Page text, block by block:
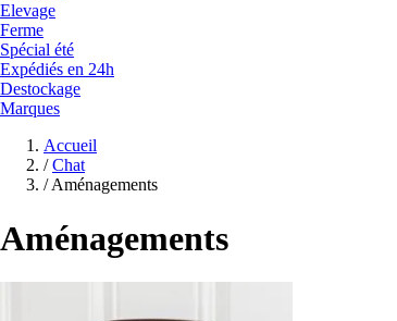
Elevage
Ferme
Spécial été
Expédiés en 24h
Destockage
Marques
Accueil
/ Chat
/ Aménagements
Aménagements